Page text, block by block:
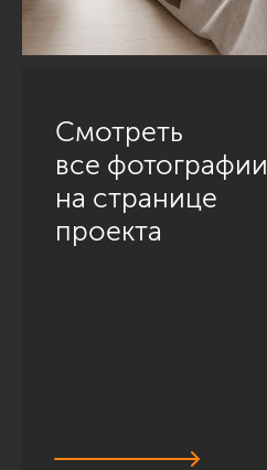
Смотреть
все фотографии
на странице
проекта